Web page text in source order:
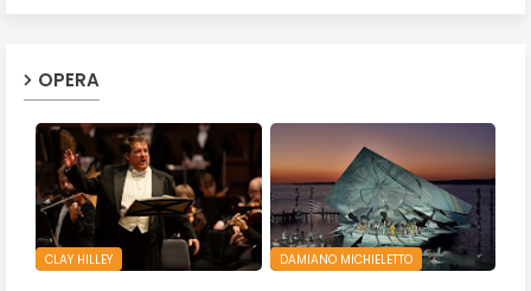
OPERA
CLAY HILLEY DAMIANO MICHIELETTO